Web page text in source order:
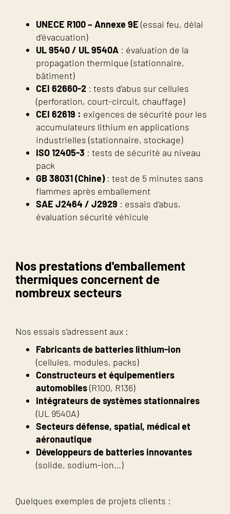
UNECE R100 – Annexe 9E (essai feu, délai
d’évacuation)
UL 9540 / UL 9540A : évaluation de la
propagation thermique (stationnaire,
bâtiment)
CEI 62660-2 : tests d’abus sur cellules
(perforation, court-circuit, chauffage)
CEI 62619 : exigences de sécurité pour les
accumulateurs lithium en applications
industrielles (stationnaire, stockage)
ISO 12405-3 : tests de sécurité au niveau
pack
GB 38031 (Chine): test de 5 minutes sans
flammes après emballement
SAE J2464 / J2929 : essais d’abus,
évaluation sécurité véhicule
Nos prestations d'emballement
thermiques concernent de
nombreux secteurs
Nos essais s’adressent aux :
Fabricants de batteries lithium-ion
(cellules, modules, packs)
Constructeurs et équipementiers
automobiles(R100, R136)
Intégrateurs de systèmes stationnaires
(UL 9540A)
Secteurs défense, spatial, médical et
aéronautique
Développeurs de batteries innovantes
(solide, sodium-ion…)
Quelques exemples de projets clients :